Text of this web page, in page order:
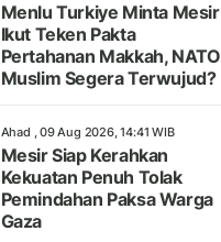
Menlu Turkiye Minta Mesir
Ikut Teken Pakta
Pertahanan Makkah, NATO
Muslim Segera Terwujud?
Ahad , 09 Aug 2026, 14:41 WIB
Mesir Siap Kerahkan
Kekuatan Penuh Tolak
Pemindahan Paksa Warga
Gaza